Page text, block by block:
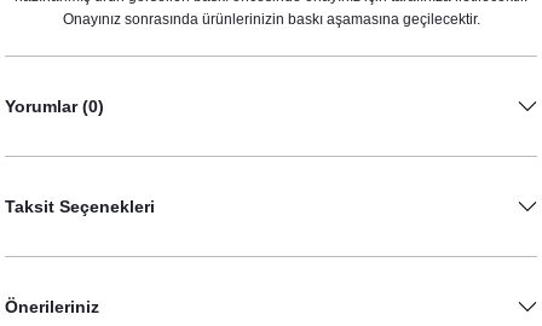
Soft Sonbahar Konsept İsim Baskılı Kese
Onayınız sonrasında ürünlerinizin baskı aşamasına geçilecektir.
Yorumlar (0)
Taksit Seçenekleri
Önerileriniz